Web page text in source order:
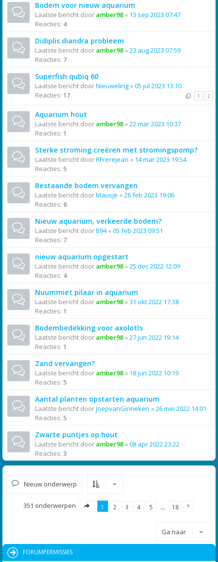
Bodem voor nieuw aquarium
Laatste bericht door amber98« 13 sep 2023 07:47
Reacties: 4
Didiplis diandra probleem
Laatste bericht door amber98« 23 aug 2023 07:59
Reacties: 7
Superfish qubiq 60
Laatste bericht doorNieuweling « 05 jul 2023 13:10
Reacties: 17 1 2
Aquarium hout
Laatste bericht door amber98« 22 mar 2023 10:37
Reacties: 1
Sterke stroming creëren met stromingspomp?
Laatste bericht doorRFrerejean « 14 mar 2023 19:54
Reacties: 5
Bestaande bodem vervangen
Laatste bericht doorMausje « 26 feb 2023 19:06
Reacties: 6
Nieuw aquarium, verkeerde bodem?
Laatste bericht doorB94« 05 feb 2023 09:51
Reacties: 7
nieuw aquarium opgestart
Laatste bericht door amber98« 25 dec 2022 12:09
Reacties: 4
Nuummiet pilaar in aquarium
Laatste bericht door amber98« 31 okt 2022 17:38
Reacties: 1
Bodembedekking voor axolotls
Laatste bericht door amber98« 27 jun 2022 19:14
Reacties: 1
Zand vervangen?
Laatste bericht door amber98« 18 jun 2022 10:19
Reacties: 5
Aantal planten opstarten aquarium
Laatste bericht doorJoepvanGinneken « 26 mei 2022 14:01
Reacties: 5
Zwarte puntjes op hout
Laatste bericht door amber98« 08 apr 2022 23:22
Reacties: 3
Nieuw onderwerp
351 onderwerpen 1 2 3 4 5 … 18
Ga naar
FORUMPERMISSIES